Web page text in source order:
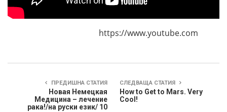
https://www.youtube.com
ПРЕДИШНА СТАТИЯ
Новая Немецкая
Медицина – лечение
рака!/на руски език/ 10
СЛЕДВАЩА СТАТИЯ
How to Get to Mars. Very
Cool!